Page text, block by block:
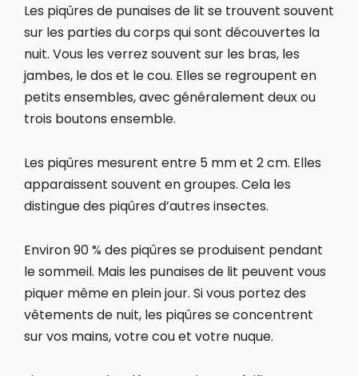
Les piqûres de punaises de lit se trouvent souvent
sur les parties du corps qui sont découvertes la
nuit. Vous les verrez souvent sur les bras, les
jambes, le dos et le cou. Elles se regroupent en
petits ensembles, avec généralement deux ou
trois boutons ensemble.
Les piqûres mesurent entre 5 mm et 2 cm. Elles
apparaissent souvent en groupes. Cela les
distingue des piqûres d’autres insectes.
Environ 90 % des piqûres se produisent pendant
le sommeil. Mais les punaises de lit peuvent vous
piquer même en plein jour. Si vous portez des
vêtements de nuit, les piqûres se concentrent
sur vos mains, votre cou et votre nuque.